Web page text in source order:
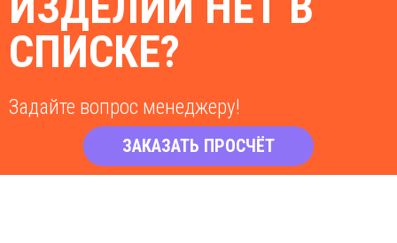
СПИСКЕ?
Задайте вопрос менеджеру!
ЗАКАЗАТЬ ПРОСЧЁТ